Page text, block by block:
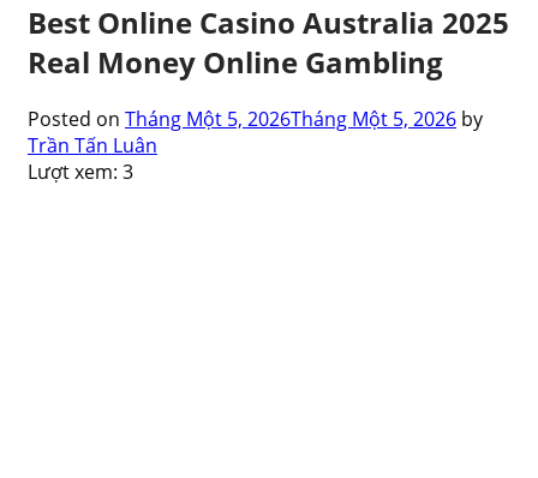
Best Online Casino Australia 2025
Real Money Online Gambling
Posted on Tháng Một 5, 2026Tháng Một 5, 2026 by
Trần Tấn Luân
Lượt xem: 3